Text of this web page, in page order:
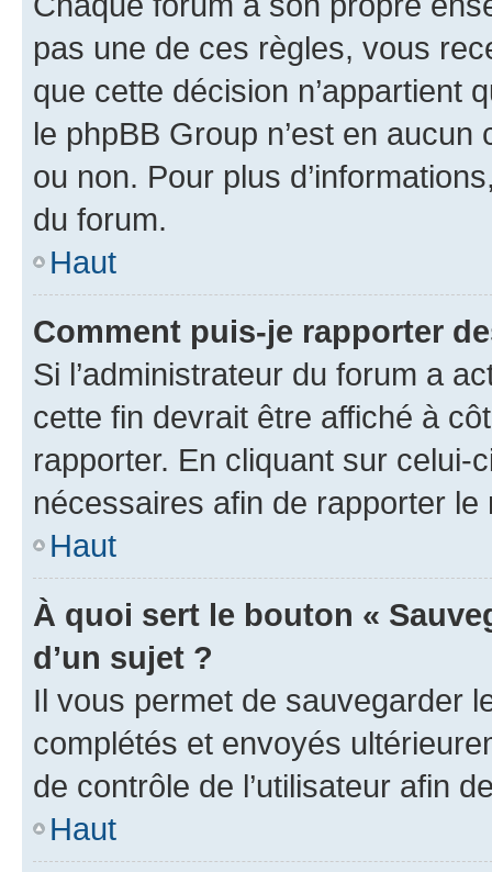
pas une de ces règles, vous
que cette décision n’appartient
le phpBB Group n’est en
ou non. Pour plus
du forum.
Haut
Comment puis-je rapporter
Si l’administrateur du forum a
cette fin devrait être affiché à
rapporter. En cliquant sur
nécessaires afin de rapporter le
Haut
À quoi sert le bouton «
d’un sujet ?
Il vous permet de sauvegarder
complétés et envoyés
de contrôle de l’utilisateur afin
Haut